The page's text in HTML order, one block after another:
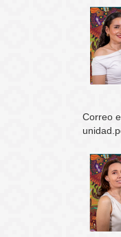
Correo